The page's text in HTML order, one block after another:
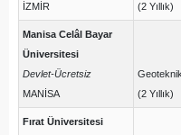
İZMİR
(2 Yıllık)
Manisa Celâl Bayar
Üniversitesi
Devlet-Ücretsiz
MANİSA
Geoteknik
(2 Yıllık)
Fırat Üniversitesi